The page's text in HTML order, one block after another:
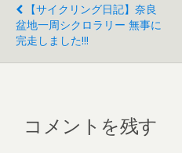
【サイクリング日記】奈良
盆地一周シクロラリー 無事に
完走しました!!!
コメントを残す